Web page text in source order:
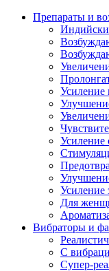
Препараты и
Усиление
Усиление
Усиление
Для
Вибраторы и
С
Супер-